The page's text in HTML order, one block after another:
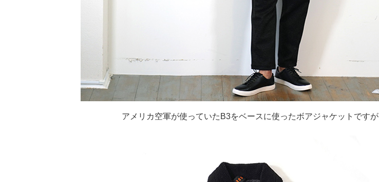
アメリカ空軍が使っていたB3をベースに使ったボアジャケットですが